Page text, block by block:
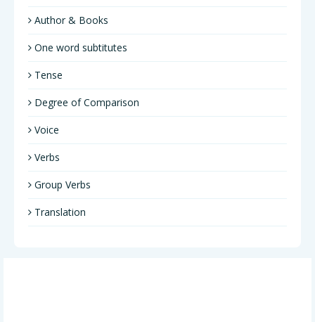
Author & Books
One word subtitutes
Tense
Degree of Comparison
Voice
Verbs
Group Verbs
Translation